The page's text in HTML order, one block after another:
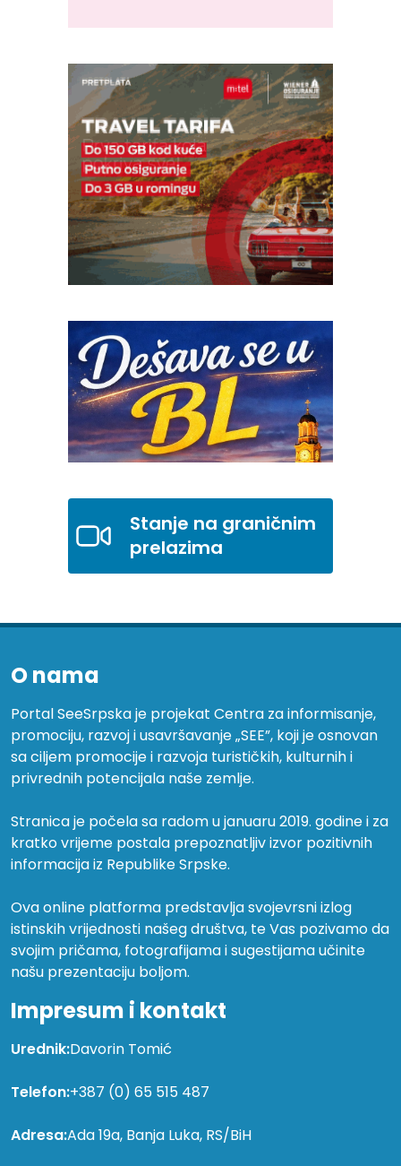
Stanje na graničnim
prelazima
O nama
Portal SeeSrpska je projekat Centra za informisanje,
promociju, razvoj i usavršavanje „SEE”, koji je osnovan
sa ciljem promocije i razvoja turističkih, kulturnih i
privrednih potencijala naše zemlje.
Stranica je počela sa radom u januaru 2019. godine i za
kratko vrijeme postala prepoznatljiv izvor pozitivnih
informacija iz Republike Srpske.
Ova online platforma predstavlja svojevrsni izlog
istinskih vrijednosti našeg društva, te Vas pozivamo da
svojim pričama, fotografijama i sugestijama učinite
našu prezentaciju boljom.
Impresum i kontakt
Urednik:Davorin Tomić
Telefon:+387 (0) 65 515 487
Adresa:Ada 19a, Banja Luka, RS/BiH